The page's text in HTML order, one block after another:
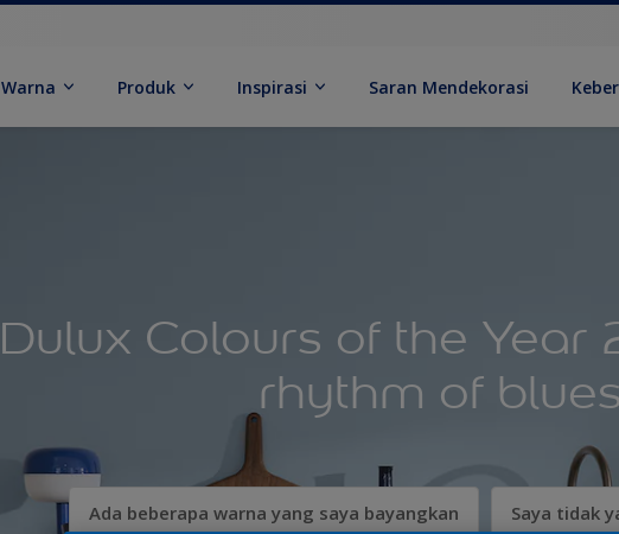
Warna Produk Inspirasi Saran Mendekorasi
Dulux Colours of the
rhythm of blues
Ada beberapa warna yang saya bayangkan Saya tidak